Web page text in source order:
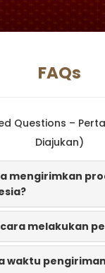
FAQs
Questions –
Diajukan)
mengirimkan
melakukan
waktu